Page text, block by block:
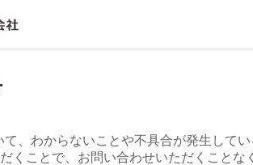
て、わからないことや不具合が発生して
くことで、お問い合わせいただくこと